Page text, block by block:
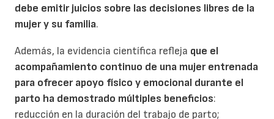
debe emitir juicios sobre las decisiones libres de la
mujer y su familia.
Además, la evidencia científica refleja que el
acompañamiento continuo de una mujer entrenada
para ofrecer apoyo físico y emocional durante el
parto ha demostrado múltiples beneficios:
reducción en la duración del trabajo de parto;